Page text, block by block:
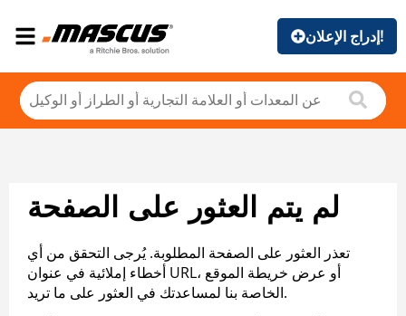
إدراج الإعلان!
لم يتم العثور على الصفحة
تعذر العثور على الصفحة المطلوبة. يُرجى التحقق من أي
أخطاء إملائية في عنوان URL، أو عرض خريطة الموقع
الخاصة بنا لمساعدتك في العثور على ما تريد.